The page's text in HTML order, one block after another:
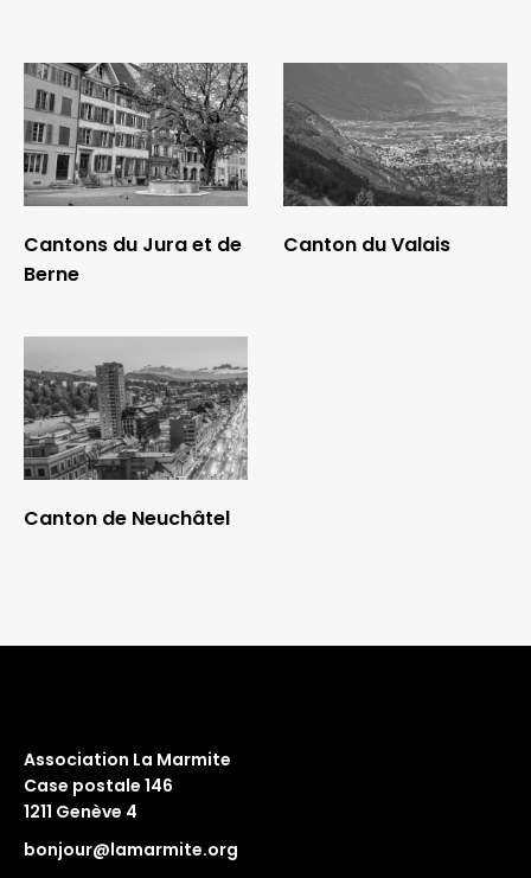
Cantons du Jura et de
Berne
Canton du Valais
Canton de Neuchâtel
Association La Marmite
Case postale 146
1211 Genève 4
bonjour@lamarmite.org